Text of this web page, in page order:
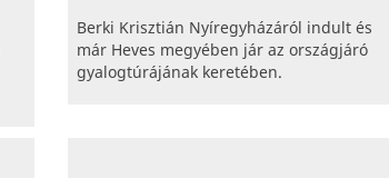
Berki Krisztián Nyíregyházáról indult és
már Heves megyében jár az országjáró
gyalogtúrájának keretében.